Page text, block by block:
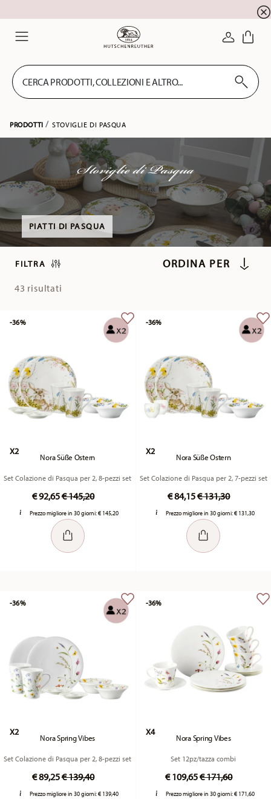
SALDI ESTIVI! Approfitta di un ulteriore 5%
ACCEDI
CERCA PRODOTTI, COLLEZIONI E ALTRO...
PRODOTTI STOVIGLIE DI PASQUA
Stoviglie di Pasqua
PIATTI DI PASQUA
FILTRA
43 risultati
X2
Nora Süße Ostern
Set Colazione di Pasqua per 2, 8-pezzi set
€ 92,65Price reduced from
€ 145,20to
Prezzo migliore in 30 giorni:€ 145,20
-36%
X2
Nora Süße Ostern
Set Colazione di Pasqua per 2, 7-pezzi set
€ 84,15Price reduced
€ 131,30to
Prezzo migliore in 30 giorni:€ 131,30
-36%
X2
Nora Spring Vibes
Set Colazione di Pasqua per 2, 8-pezzi set
€ 89,25Price reduced from
€ 139,40to
Prezzo migliore in 30 giorni:€ 139,40
-36%
X4
Nora Spring Vibes
Set 12pz/tazza combi
€ 109,65Price reduced
€ 171,60to
Prezzo migliore in 30 giorni:€ 171,60
-36%